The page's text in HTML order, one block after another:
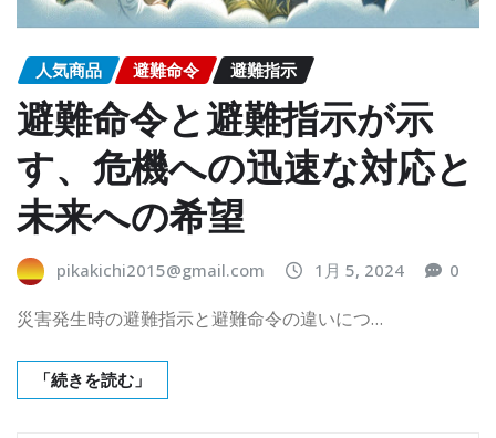
人気商品 避難命令 避難指示
避難命令と避難指示が示
す、危機への迅速な対応と
未来への希望
pikakichi2015@gmail.com 1月 5, 2024 0
災害発生時の避難指示と避難命令の違いにつ…
「続きを読む」